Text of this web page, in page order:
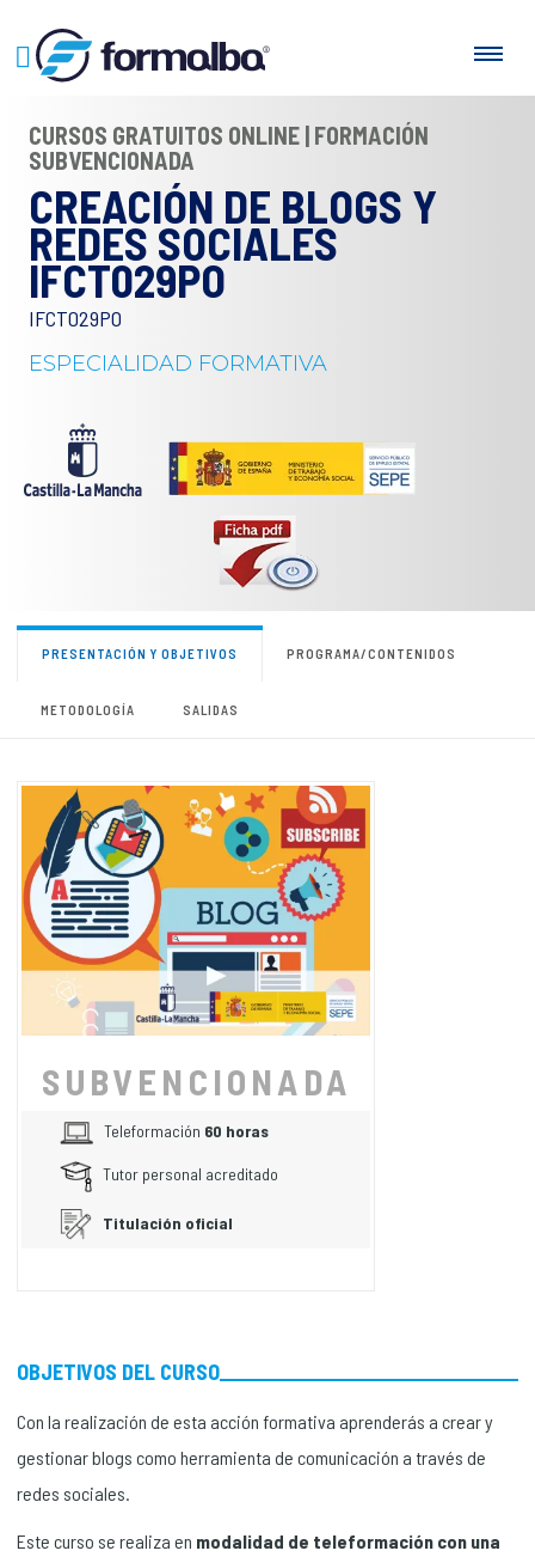
CURSOS GRATUITOS ONLINE | FORMACIÓN
SUBVENCIONADA
CREACIÓN DE BLOGS Y
REDES SOCIALES
IFCT029PO
IFCT029PO
ESPECIALIDAD FORMATIVA
PRESENTACIÓN Y OBJETIVOS PROGRAMA/CONTENIDOS
METODOLOGÍA SALIDAS
OBJETIVOS DEL CURSO
Con la realización de esta acción formativa aprenderás a crear y
gestionar blogs como herramienta de comunicación a través de
redes sociales.
Este curso se realiza en modalidad de teleformación con una
SUBVENCIONADA
Teleformación 60 horas
Tutor personal acreditado
Titulación oficial